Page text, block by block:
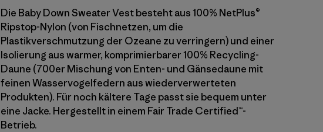
Die Baby Down Sweater Vest besteht aus 100% NetPlus®
Ripstop-Nylon (von Fischnetzen, um die
Plastikverschmutzung der Ozeane zu verringern) und einer
Isolierung aus warmer, komprimierbarer 100% Recycling-
Daune (700er Mischung von Enten- und Gänsedaune mit
feinen Wasservogelfedern aus wiederverwerteten
Produkten). Für noch kältere Tage passt sie bequem unter
eine Jacke. Hergestellt in einem Fair Trade Certified™-
Betrieb.